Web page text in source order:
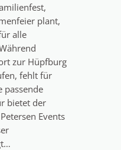
plant,
alle
zur Hüpfburg
fehlt für
passende
bietet der
Events